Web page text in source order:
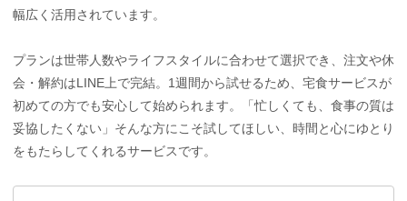
幅広く活用されています。
プランは世帯人数やライフスタイルに合わせて選択でき、注文や休
会・解約はLINE上で完結。1週間から試せるため、宅食サービスが
初めての方でも安心して始められます。「忙しくても、食事の質は
妥協したくない」そんな方にこそ試してほしい、時間と心にゆとり
をもたらしてくれるサービスです。